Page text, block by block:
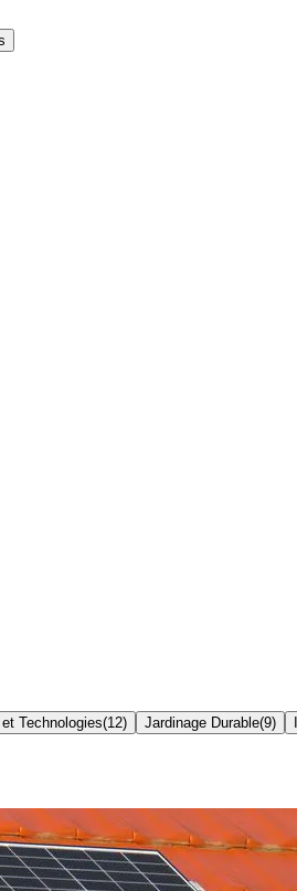
Technologies(12) Jardinage Durable(9)